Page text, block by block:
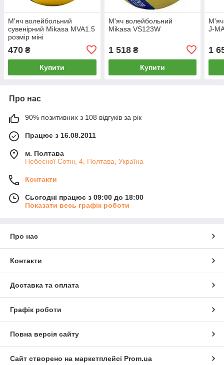
М'яч волейбольний
сувенірний Mikasa MVA1.5
розмір міні
470 ₴
Купити
М'яч волейбольний
Mikasa VS123W
1 518₴
Купити
М'яч
J-
1
Про нас
90% позитивних з 108 відгуків за рік
Працює з 16.08.2011
м. Полтава
Небесної Сотні, 4, Полтава, Україна
Контакти
Сьогодні працює з 09:00 до 18:00
Показати весь графік роботи
Про нас
Контакти
Доставка та оплата
Графік роботи
Повна версія сайту
Сайт створено на маркетплейсі Prom.ua